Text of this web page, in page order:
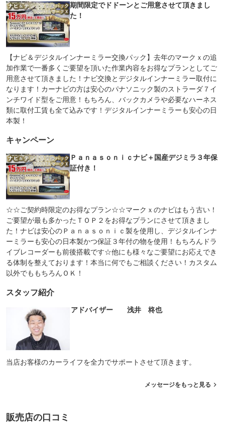
期間限定でドドーンとご用意させて頂きまし
た！
【ナビ＆デジタルインナーミラー交換パック】去年のマークｘの追
加作業で一番多くご要望を頂いた作業内容をお得なプランとしてご
用意させて頂きました！ナビ交換とデジタルインナーミラー取付に
なります！カーナビの方は安心のパナソニック製のストラーダ７イ
ンチワイド型をご用意！もちろん、バックカメラや必要なハーネス
類に取付工賃も全て込みです！デジタルインナーミラーも安心の日
本製！
キャンペーン
Ｐａｎａｓｏｎｉｃナビ＋国産デジミラ３年保
証付き！
☆☆ご契約時限定のお得なプラン☆☆マークｘのナビはもう古い！
ご要望が最も多かったＴＯＰ２をお得なプランにさせて頂きまし
た！ナビは安心のＰａｎａｓｏｎｉｃ製を使用し、デジタルインナ
ーミラーも安心の日本製かつ保証３年付の物を使用！もちろんドラ
イブレコーダーも前後搭載です☆他にも様々なご要望にお応えでき
る体制を整えております！本当に何でもご相談ください！カスタム
以外でももちろんＯＫ！
スタッフ紹介
アドバイザー 浅井 柊也
当店お客様のカーライフを全力でサポートさせて頂きます。
メッセージをもっと見る
販売店の口コミ